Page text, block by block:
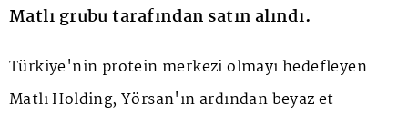
Matlı grubu tarafından satın alındı.
Türkiye'nin protein merkezi olmayı hedefleyen
Matlı Holding, Yörsan'ın ardından beyaz et